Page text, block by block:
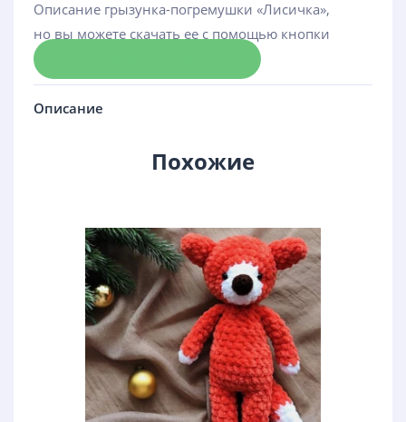
Описание грызунка-погремушки «Лисичка»,
но вы можете скачать ее с помощью кнопки
Описание
Похожие